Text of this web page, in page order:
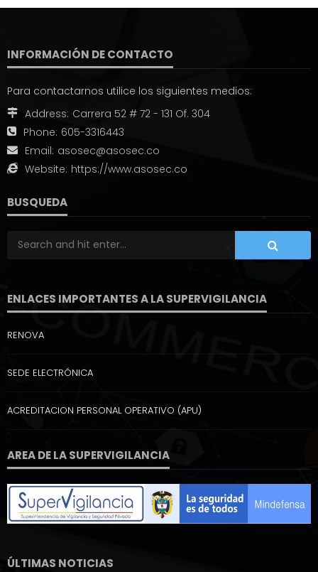
INFORMACIÓN DE CONTACTO
Para contactarnos utilice los siguientes medios:
Address: Carrera 52 # 72 - 131 Of. 304
Phone: 605-3316443
Email: asosec@asosec.co
Website: https://www.asosec.co
BUSQUEDA
ENLACES IMPORTANTES A LA SUPERVIGILANCIA
RENOVA
SEDE ELECTRÓNICA
ACREDITACION PERSONAL OPERATIVO (APU)
AREA DE LA SUPERVIGILANCIA
ÚLTIMAS NOTICIAS